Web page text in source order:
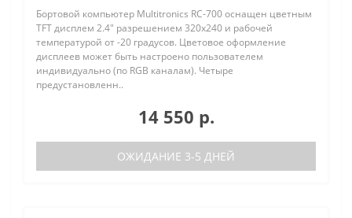
Бортовой компьютер Multitronics RC-700 оснащен цветным
TFT дисплем 2.4" разрешением 320х240 и рабочей
температурой от -20 градусов. Цветовое оформление
дисплеев может быть настроено пользователем
индивидуально (по RGB каналам). Четыре
предустановленн..
14 550 р.
ОЖИДАНИЕ 3-5 ДНЕЙ